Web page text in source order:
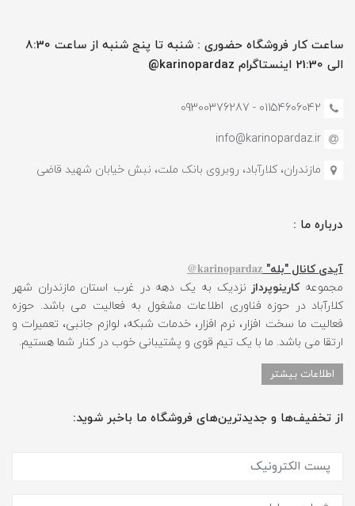
ساعت کار فروشگاه حضوری : شنبه تا پنج شنبه از ساعت 8:30
الی 21:30 اینستاگرام karinopardaz@
01154606042 - 09300376287
info@karinopardaz.ir
مازندران، کلارآباد، روبروی بانک ملت، نبش خیابان شهید قاضی
درباره ما :
آیدی کانال "بله" karinopardaz@
مجموعهکارینوپرداز نزدیک به یک دهه در غرب استان مازندران شهر
کلارآباد در حوزه فناوری اطلاعات مشغول به فعالیت می باشد. حوزه
فعالیت ما سخت افزار، نرم افزار، خدمات شبکه، لوازم جانبی، تعمیرات و
ارتقا می باشد. ما با یک تیم قوی و پشتیبانی خوب در کنار شما هستیم.
اطلاعات بیشتر
از تخفیف‌ها و جدیدترین‌های فروشگاه ما باخبر شوید: